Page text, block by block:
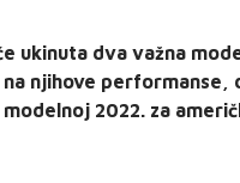
ukinuta dva važna
njihove performanse,
2022. za